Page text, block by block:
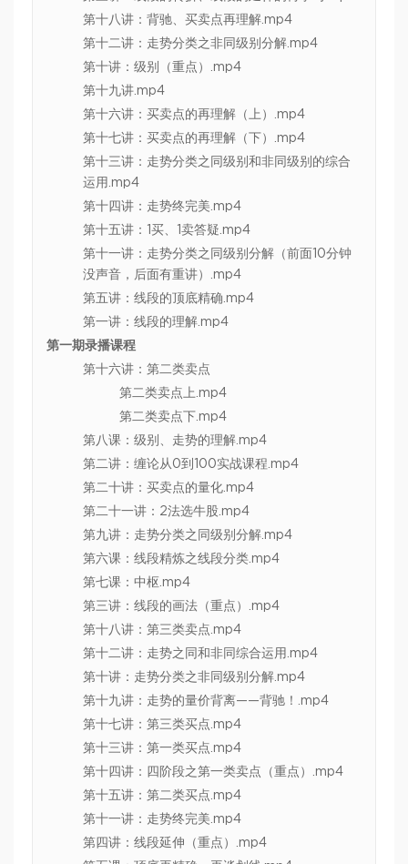
第十八讲：背驰、买卖点再理解.mp4
第十二讲：走势分类之非同级别分解.mp4
第十讲：级别（重点）.mp4
第十九讲.mp4
第十六讲：买卖点的再理解（上）.mp4
第十七讲：买卖点的再理解（下）.mp4
第十三讲：走势分类之同级别和非同级别的综合
运用.mp4
第十四讲：走势终完美.mp4
第十五讲：1买、1卖答疑.mp4
第十一讲：走势分类之同级别分解（前面10分钟
没声音，后面有重讲）.mp4
第五讲：线段的顶底精确.mp4
第一讲：线段的理解.mp4
第一期录播课程
第十六讲：第二类卖点
第二类卖点上.mp4
第二类卖点下.mp4
第八课：级别、走势的理解.mp4
第二讲：缠论从0到100实战课程.mp4
第二十讲：买卖点的量化.mp4
第二十一讲：2法选牛股.mp4
第九讲：走势分类之同级别分解.mp4
第六课：线段精炼之线段分类.mp4
第七课：中枢.mp4
第三讲：线段的画法（重点）.mp4
第十八讲：第三类卖点.mp4
第十二讲：走势之同和非同综合运用.mp4
第十讲：走势分类之非同级别分解.mp4
第十九讲：走势的量价背离——背驰！.mp4
第十七讲：第三类买点.mp4
第十三讲：第一类买点.mp4
第十四讲：四阶段之第一类卖点（重点）.mp4
第十五讲：第二类买点.mp4
第十一讲：走势终完美.mp4
第四讲：线段延伸（重点）.mp4